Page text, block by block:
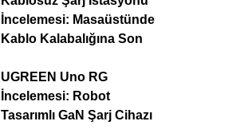
İncelemesi: Masaüstünde
Kablo Kalabalığına Son
UGREEN Uno RG
İncelemesi: Robot
Tasarımlı GaN Şarj Cihazı